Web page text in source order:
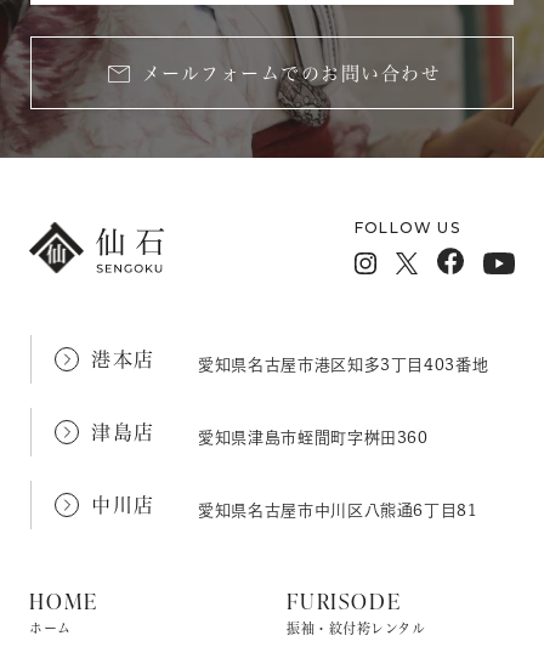
メールフォームでのお問い合わせ
FOLLOW US
港本店 愛知県名古屋市港区知多3丁目403番地
津島店 愛知県津島市蛭間町字桝田360
中川店 愛知県名古屋市中川区八熊通6丁目81
HOME
ホーム
FURISODE
振袖・紋付袴レンタル